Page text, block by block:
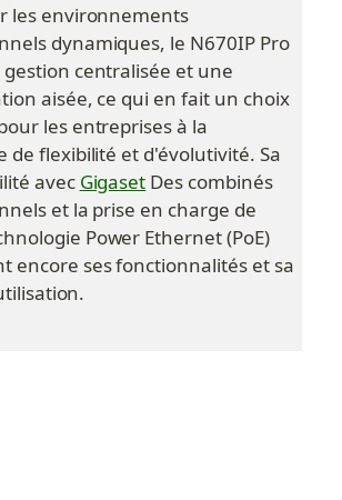
les environnements
dynamiques, le N670IP Pro
centralisée et une
aisée, ce qui en fait un choix
les entreprises à la
de flexibilité et d'évolutivité. Sa
avec Gigaset Des combinés
et la prise en charge de
Power Ethernet (PoE)
encore ses fonctionnalités et sa